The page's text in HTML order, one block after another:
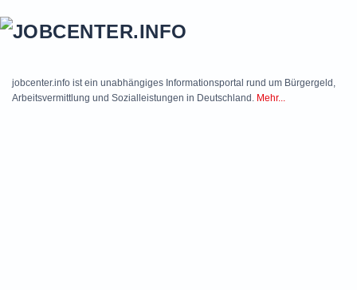
jobcenter.info ist ein unabhängiges Informationsportal rund um Bürgergeld,
Arbeitsvermittlung und Sozialleistungen in Deutschland. Mehr...